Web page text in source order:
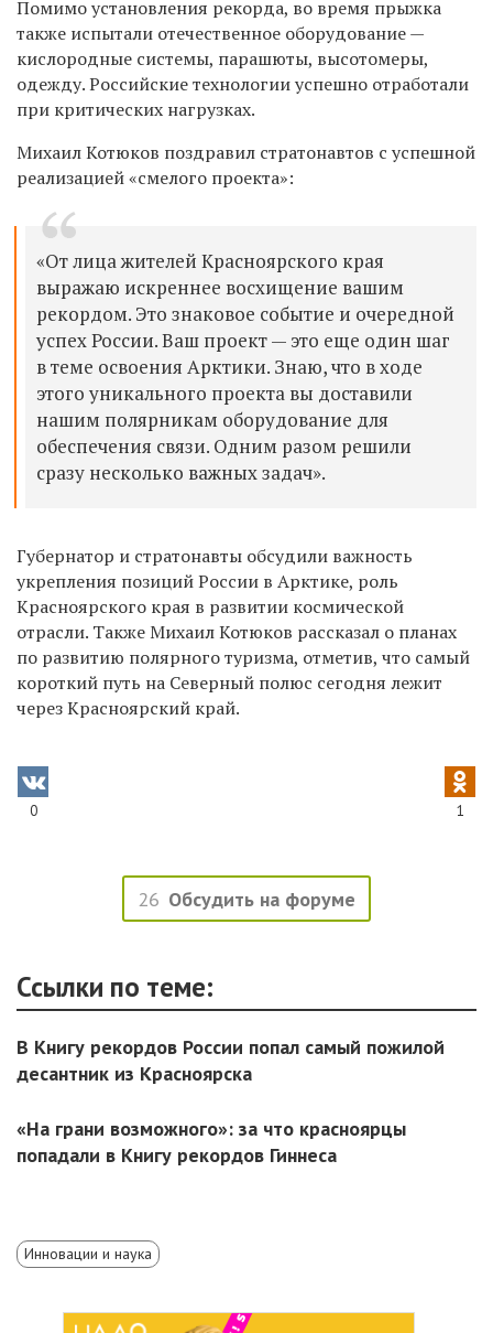
Помимо установления рекорда, во время прыжка
также испытали отечественное оборудование —
кислородные системы, парашюты, высотомеры,
одежду. Российские технологии успешно отработали
при критических нагрузках.
Михаил Котюков поздравил стратонавтов с успешной
реализацией «смелого проекта»:
«От лица жителей Красноярского края
выражаю искреннее восхищение вашим
рекордом. Это знаковое событие и очередной
успех России. Ваш проект — это еще один шаг
в теме освоения Арктики. Знаю, что в ходе
этого уникального проекта вы доставили
нашим полярникам оборудование для
обеспечения связи. Одним разом решили
сразу несколько важных задач».
Губернатор и стратонавты обсудили важность
укрепления позиций России в Арктике, роль
Красноярского края в развитии космической
отрасли. Также Михаил Котюков рассказал о планах
по развитию полярного туризма, отметив, что самый
короткий путь на Северный полюс сегодня лежит
через Красноярский край.
0 1
26 Обсудить на форуме
Ссылки по теме:
В Книгу рекордов России попал самый пожилой
десантник из Красноярска
«На грани возможного»: за что красноярцы
попадали в Книгу рекордов Гиннеса
Инновации и наука